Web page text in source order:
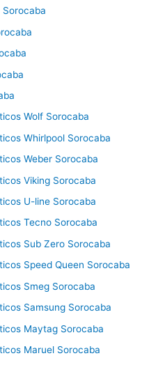
Wolf Sorocaba
Whirlpool Sorocaba
Weber Sorocaba
Viking Sorocaba
U-line Sorocaba
Tecno Sorocaba
Sub Zero Sorocaba
Speed Queen Sorocaba
Smeg Sorocaba
Samsung Sorocaba
Maytag Sorocaba
Maruel Sorocaba